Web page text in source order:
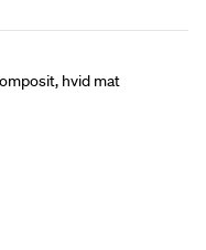
hvid mat